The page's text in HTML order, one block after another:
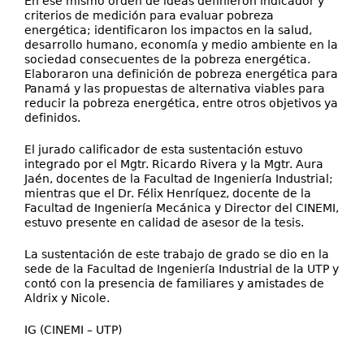
criterios de medición para evaluar pobreza
energética; identificaron los impactos en la salud,
desarrollo humano, economía y medio ambiente en la
sociedad consecuentes de la pobreza energética.
Elaboraron una definición de pobreza energética para
Panamá y las propuestas de alternativa viables para
reducir la pobreza energética, entre otros objetivos ya
definidos.
El jurado calificador de esta sustentación estuvo
integrado por el Mgtr. Ricardo Rivera y la Mgtr. Aura
Jaén, docentes de la Facultad de Ingeniería Industrial;
mientras que el Dr. Félix Henríquez, docente de la
Facultad de Ingeniería Mecánica y Director del CINEMI,
estuvo presente en calidad de asesor de la tesis.
La sustentación de este trabajo de grado se dio en la
sede de la Facultad de Ingeniería Industrial de la UTP y
contó con la presencia de familiares y amistades de
Aldrix y Nicole.
IG (CINEMI – UTP)